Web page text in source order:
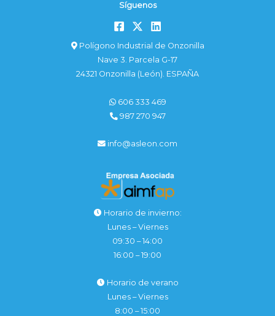
Síguenos
Polígono Industrial de Onzonilla
Nave 3. Parcela G-17
24321 Onzonilla (León). ESPAÑA
606 333 469
987 270 947
info@asleon.com
Horario de invierno:
Lunes – Viernes
09:30 – 14:00
16:00 – 19:00
Horario de verano
Lunes – Viernes
8:00 – 15:00